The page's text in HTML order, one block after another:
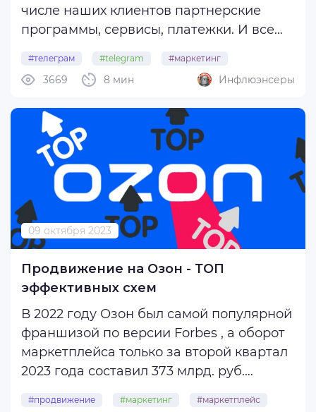
числе наших клиентов партнерские
программы, сервисы, платежки. И все
Telegram Ads. Сегодня я поделюсь
опытом собственного и клиентского
продвижения, расскажу о подводных
камнях и ...
#телеграм #telegram #маркетинг
#реклама #telegram_ads
8 мин
3669 Инфлюэнсеры
09 октября 2023
Продвижение на Озон - ТОП
эффективных схем
В 2022 году Озон был самой популярной
франшизой по версии Forbes , а оборот
маркетплейса только за второй квартал
2023 года составил 373 млрд. руб.
#продвижение #маркетинг #маркетплейс